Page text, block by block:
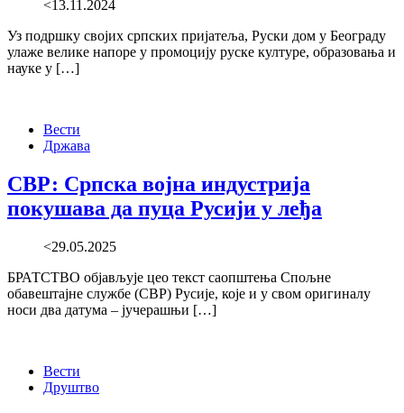
<13.11.2024
Уз подршку својих српских пријатеља, Руски дом у Београду
улаже велике напоре у промоцију руске културе, образовања и
науке у […]
Вести
Држава
СВР: Српска војна индустрија
покушава да пуца Русији у леђа
<29.05.2025
БРАТСТВО објављује цео текст саопштења Спољне
обавештајне службе (СВР) Русије, које и у свом оригиналу
носи два датума – јучерашњи […]
Вести
Друштво